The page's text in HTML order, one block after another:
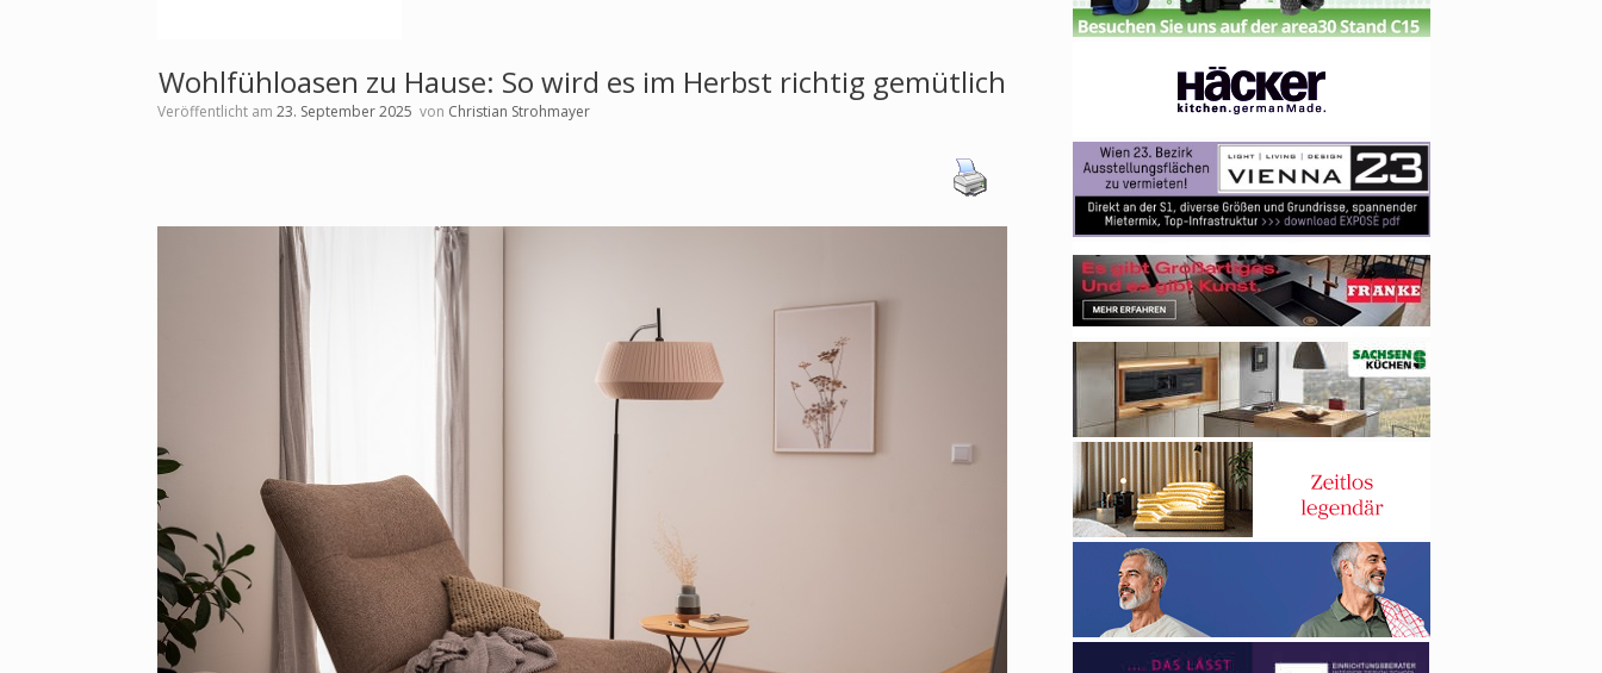
Wohlfühloasen zu Hause: So wird es im Herbst richtig gemütlich
Veröffentlicht am 23. September 2025 von Christian Strohmayer